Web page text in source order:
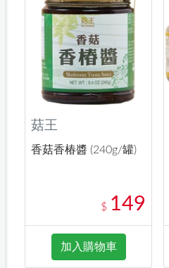
菇王
香菇香椿醬 (240g/罐)
$ 149
加入購物車